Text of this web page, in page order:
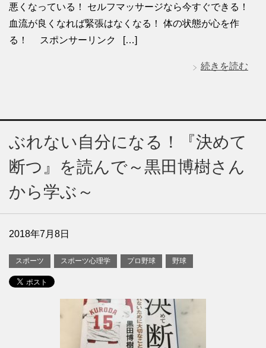
悪くなっている！ セルフマッサージなら今すぐできる！
血流が良くなれば緊張はなくなる！ 体の状態が心を作
る！ スポンサーリンク […]
続きを読む
ぶれない自分になる！『決めて
断つ』を読んで～黒田博樹さん
から学ぶ～
2018年7月8日
スポーツ スポーツ心理学 プロ野球 野球